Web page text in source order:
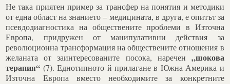
Не така приятен пример за трансфер на понятия и методики
от една област на знанието – медицината, в друга, е опитът за
псевдодиагностика на обществените проблеми в Източна
Европа, придружен от манипулативни действия за
революционна трансформация на обществените отношения в
желаната от заинтересованите посока, наречен „шокова
терапия“ (7). Еднотипното й прилагане в Южна Америка и
Източна Европа вместо необходимите за конкретните